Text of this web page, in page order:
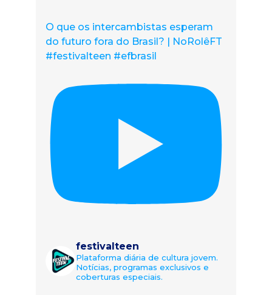
O que os intercambistas esperam
do futuro fora do Brasil? | NoRolêFT
#festivalteen #efbrasil
festivalteen
Plataforma diária de cultura jovem.
Notícias, programas exclusivos e
coberturas especiais.